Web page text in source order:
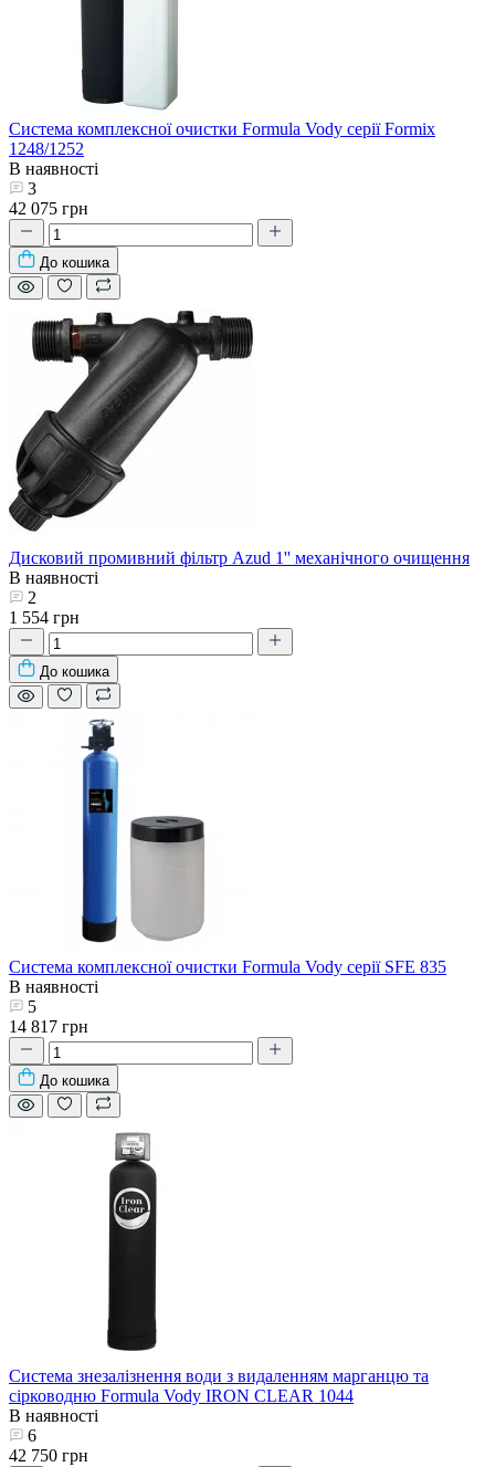
Система комплексної очистки Formula Vody серії Formix
1248/1252
В наявності
3
42 075 грн
До кошика
Дисковий промивний фільтр Azud 1'' механічного очищення
В наявності
2
1 554 грн
До кошика
Система комплексної очистки Formula Vody серії SFE 835
В наявності
5
14 817 грн
До кошика
Система знезалізнення води з видаленням марганцю та
сірководню Formula Vody IRON CLEAR 1044
В наявності
6
42 750 грн